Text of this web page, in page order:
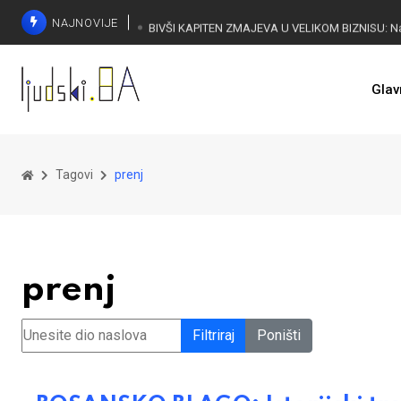
NAJNOVIJE
Tagovi prenj
prenj
Unesite dio naslova Filtriraj Poništi